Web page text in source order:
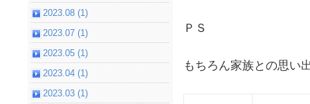
ＰＳ
もちろん家族との思い
2023.08 (1)
2023.07 (1)
2023.05 (1)
2023.04 (1)
2023.03 (1)